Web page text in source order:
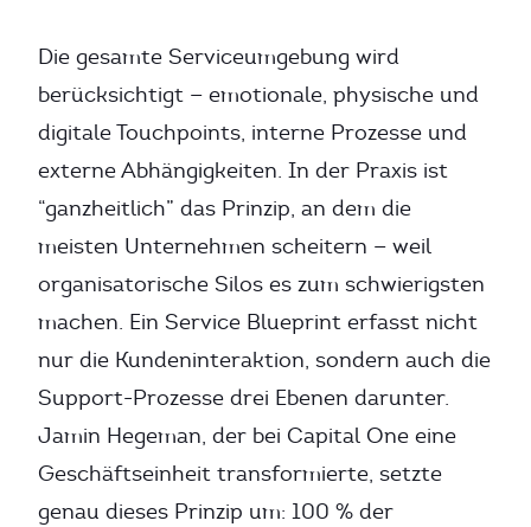
Die gesamte Serviceumgebung wird
berücksichtigt — emotionale, physische und
digitale Touchpoints, interne Prozesse und
externe Abhängigkeiten. In der Praxis ist
“ganzheitlich” das Prinzip, an dem die
meisten Unternehmen scheitern — weil
organisatorische Silos es zum schwierigsten
machen. Ein Service Blueprint erfasst nicht
nur die Kundeninteraktion, sondern auch die
Support-Prozesse drei Ebenen darunter.
Jamin Hegeman, der bei Capital One eine
Geschäftseinheit transformierte, setzte
genau dieses Prinzip um: 100 % der